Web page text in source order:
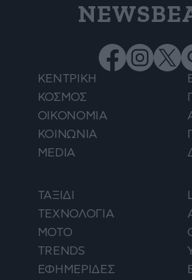
ΚΕΝΤΡΙΚΗ
ΚΟΣΜΟΣ
ΟΙΚΟΝΟΜΙΑ
ΚΟΙΝΩΝΙΑ
MEDIA
ΤΑΞΙΔΙ
ΤΕΧΝΟΛΟΓΙΑ
ΜΟΤΟ
TRENDS
ΕΦΗΜΕΡΙΔΕΣ